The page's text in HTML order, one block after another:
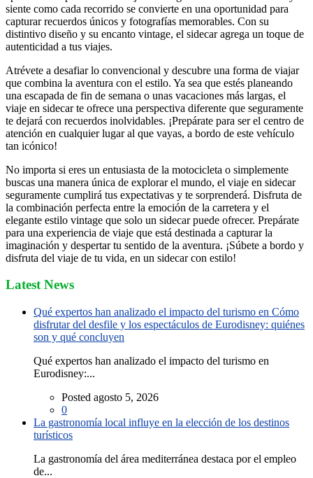
siente como cada recorrido se convierte en una oportunidad para
capturar recuerdos únicos y fotografías memorables. Con su
distintivo diseño y su encanto vintage, el sidecar agrega un toque de
autenticidad a tus viajes.
Atrévete a desafiar lo convencional y descubre una forma de viajar
que combina la aventura con el estilo. Ya sea que estés planeando
una escapada de fin de semana o unas vacaciones más largas, el
viaje en sidecar te ofrece una perspectiva diferente que seguramente
te dejará con recuerdos inolvidables. ¡Prepárate para ser el centro de
atención en cualquier lugar al que vayas, a bordo de este vehículo
tan icónico!
No importa si eres un entusiasta de la motocicleta o simplemente
buscas una manera única de explorar el mundo, el viaje en sidecar
seguramente cumplirá tus expectativas y te sorprenderá. Disfruta de
la combinación perfecta entre la emoción de la carretera y el
elegante estilo vintage que solo un sidecar puede ofrecer. Prepárate
para una experiencia de viaje que está destinada a capturar la
imaginación y despertar tu sentido de la aventura. ¡Súbete a bordo y
disfruta del viaje de tu vida, en un sidecar con estilo!
Latest News
Qué expertos han analizado el impacto del turismo en Cómo
disfrutar del desfile y los espectáculos de Eurodisney: quiénes
son y qué concluyen
Qué expertos han analizado el impacto del turismo en
Eurodisney:...
Posted agosto 5, 2026
0
La gastronomía local influye en la elección de los destinos
turísticos
La gastronomía del área mediterránea destaca por el empleo
de...